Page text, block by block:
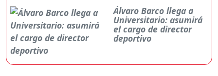
Álvaro Barco llega a
Universitario: asumirá
el cargo de director
deportivo